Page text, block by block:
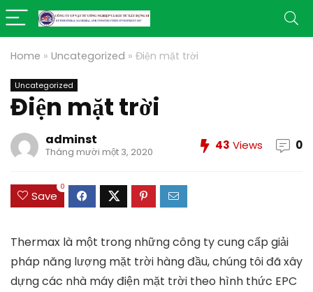
Home » Uncategorized » Điện mặt trời
Uncategorized
Điện mặt trời
adminst
Tháng mười một 3, 2020 43 Views 0
Save
0
Thermax là một trong những công ty cung cấp giải
pháp năng lượng mặt trời hàng đầu, chúng tôi đã xây
dựng các nhà máy điện mặt trời theo hình thức EPC